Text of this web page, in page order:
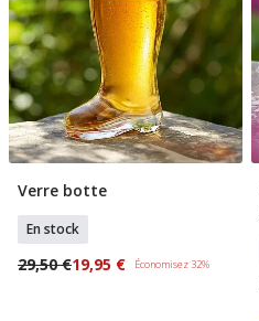
Ajouter Au Panier
Verre botte
En stock
29,50 €19,95 € Économisez 32%